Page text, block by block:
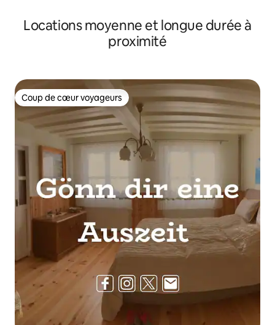
Locations moyenne et longue durée à
proximité
Coup de cœur voyageurs
Coup de cœur voyageurs